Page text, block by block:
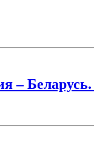
– Беларусь.